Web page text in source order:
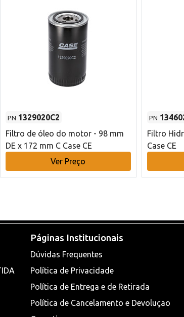
PN 1329020C2
Filtro de óleo do motor - 98 mm
DE x 172 mm C Case CE
Ver Preço
PN
Filtro
Case CE
Páginas Institucionais
Dúvidas Frequentes
Política de Privacidade
Política de Entrega e de Retirada
Política de Cancelamento e Devoluçao